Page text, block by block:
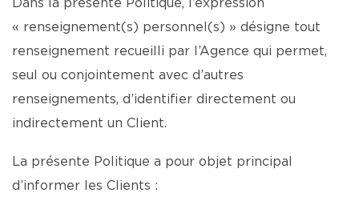
Dans la présente Politique, l’expression
« renseignement(s) personnel(s) » désigne tout
renseignement recueilli par l’Agence qui permet,
seul ou conjointement avec d’autres
renseignements, d’identifier directement ou
indirectement un Client.
La présente Politique a pour objet principal
d’informer les Clients :